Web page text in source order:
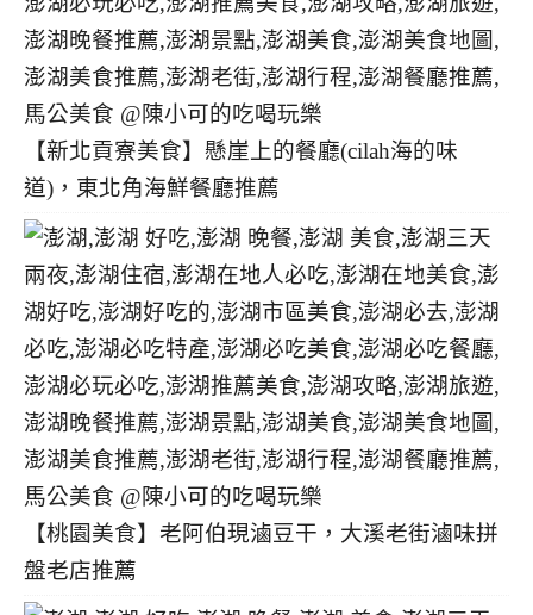
【新北貢寮美食】懸崖上的餐廳(cilah海的味
道)，東北角海鮮餐廳推薦
【桃園美食】老阿伯現滷豆干，大溪老街滷味拼
盤老店推薦